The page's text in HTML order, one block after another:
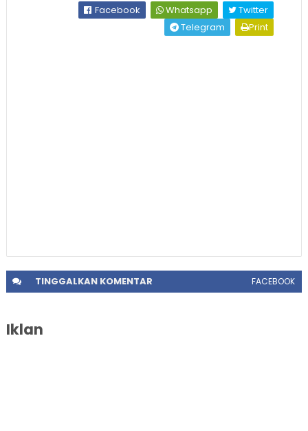
Facebook Whatsapp
Twitter
Telegram
Print
TINGGALKANKOMENTAR FACEBOOK
Iklan